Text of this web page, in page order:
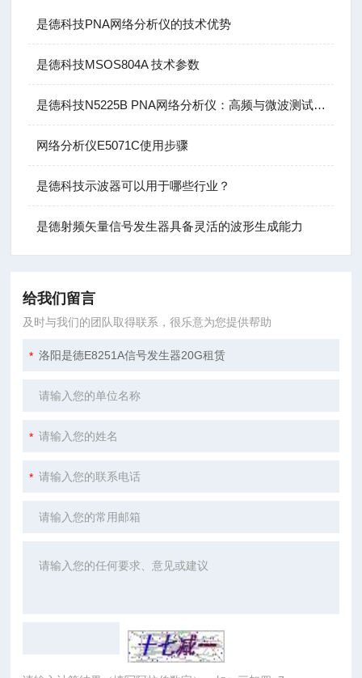
是德科技PNA网络分析仪的技术优势
是德科技MSOS804A 技术参数
是德科技N5225B PNA网络分析仪：高频与微波测试的基石
网络分析仪E5071C使用步骤
是德科技示波器可以用于哪些行业？
是德射频矢量信号发生器具备灵活的波形生成能力
给我们留言
及时与我们的团队取得联系，很乐意为您提供帮助